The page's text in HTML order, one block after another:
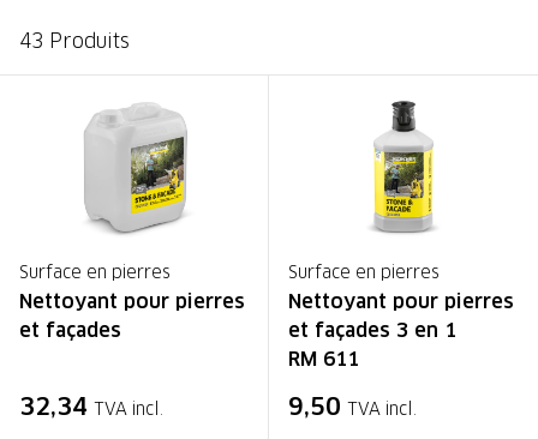
43 Produits
Surface en pierres
Nettoyant pour pierres
et façades
32,34 TVA incl.
Surface en pierres
Nettoyant pour pierres
et façades 3 en 1
RM 611
9,50 TVA incl.